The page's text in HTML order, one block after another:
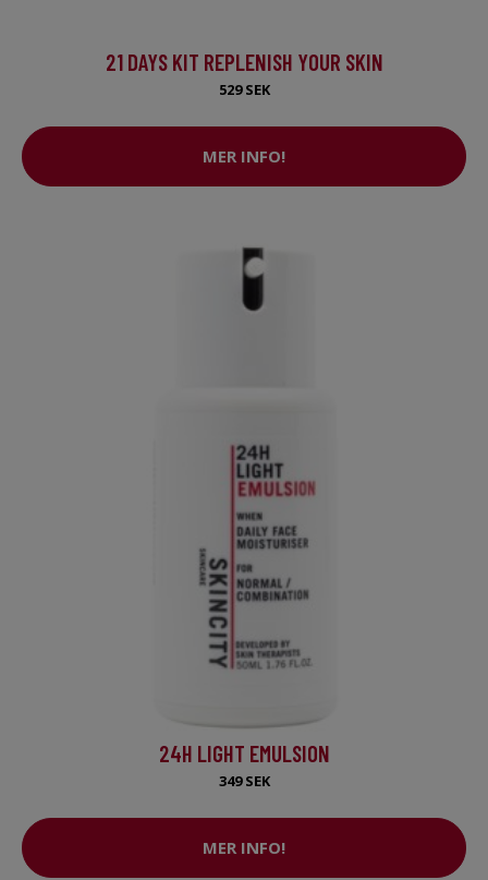
21 DAYS KIT REPLENISH YOUR SKIN
529 SEK
MER INFO!
24H LIGHT EMULSION
349 SEK
MER INFO!